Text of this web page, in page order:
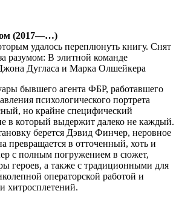
(2017—…)
Снят
разумом: В элитной команде
Дугласа и Марка Олшейкера
бывшего агента ФБР, работавшего
психологического портрета
но крайне специфический
в который выдержит далеко не каждый.
берется Дэвид Финчер, неровное
превращается в отточенный, хоть и
с полным погружением в сюжет,
героев, а также с традиционными для
операторской работой и
хитросплетений.